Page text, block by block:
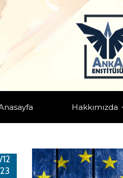
Hakkımızda
BİRLİĞİ’NİN